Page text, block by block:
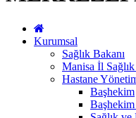
Kurumsal
Sağlık Bakanı
Manisa İl
Hastane
Başhekim
Başhekim